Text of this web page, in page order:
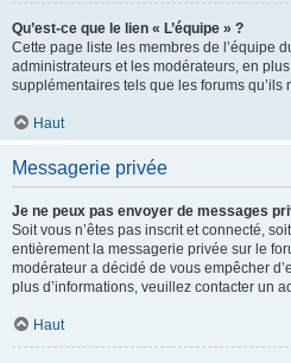
Qu’est-ce que le lien « L’équipe » ?
Cette page liste les membres de l’équipe
administrateurs et les modérateurs, en
supplémentaires tels que les forums qu’ils
Haut
Messagerie privée
Je ne peux pas envoyer de messages
Soit vous n’êtes pas inscrit et connecté,
entièrement la messagerie privée sur le
modérateur a décidé de vous empêcher
plus d’informations, veuillez contacter un
Haut